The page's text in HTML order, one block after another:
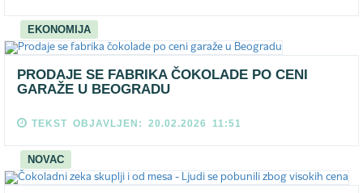
EKONOMIJA
PRODAJE SE FABRIKA ČOKOLADE PO CENI
GARAŽE U BEOGRADU
TEKST OBJAVLJEN: 20.02.2026 11:51
NOVAC